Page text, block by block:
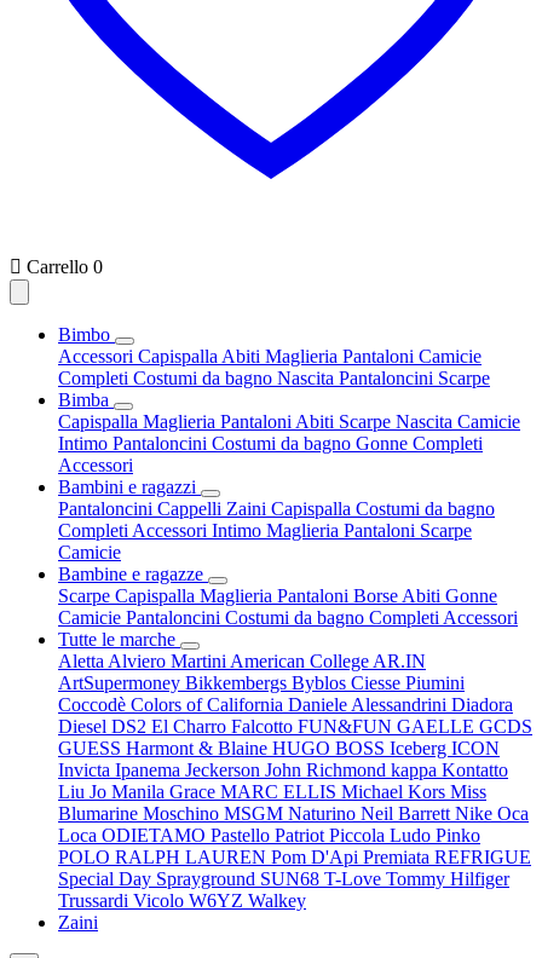
 Carrello 0
Bimbo
Accessori Capispalla Abiti Maglieria Pantaloni Camicie
Completi Costumi da bagno Nascita Pantaloncini Scarpe
Bimba
Capispalla Maglieria Pantaloni Abiti Scarpe Nascita Camicie
Intimo Pantaloncini Costumi da bagno Gonne Completi
Accessori
Bambini e ragazzi
Pantaloncini Cappelli Zaini Capispalla Costumi da bagno
Completi Accessori Intimo Maglieria Pantaloni Scarpe
Camicie
Bambine e ragazze
Scarpe Capispalla Maglieria Pantaloni Borse Abiti Gonne
Camicie Pantaloncini Costumi da bagno Completi Accessori
Tutte le marche
Aletta Alviero Martini American College AR.IN
ArtSupermoney Bikkembergs Byblos Ciesse Piumini
Coccodè Colors of California Daniele Alessandrini Diadora
Diesel DS2 El Charro Falcotto FUN&FUN GAELLE GCDS
GUESS Harmont & Blaine HUGO BOSS Iceberg ICON
Invicta Ipanema Jeckerson John Richmond kappa Kontatto
Liu Jo Manila Grace MARC ELLIS Michael Kors Miss
Blumarine Moschino MSGM Naturino Neil Barrett Nike Oca
Loca ODIETAMO Pastello Patriot Piccola Ludo Pinko
POLO RALPH LAUREN Pom D'Api Premiata REFRIGUE
Special Day Sprayground SUN68 T-Love Tommy Hilfiger
Trussardi Vicolo W6YZ Walkey
Zaini